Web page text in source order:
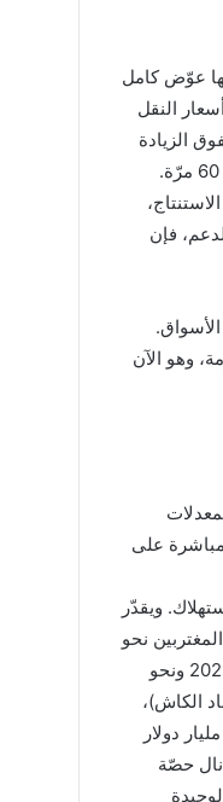
عوّض كامل
بمعدل 178 مرّة، وزادت أسعار النقل
الزيادة
في سعر الدولار مقابل الليرة من 1507.5 ليرات إلى 91000 ليرة، أي بمعدل 60 مرّة.
من مطلع 2022، ومع وقف الدعم، فإن
8 دولارات قبل الأزمة، وهو الآن
مباشرة على
ويقدّر
من المغتربين نحو
6.4 مليارات دولار، وباتت تمثّل نحو 35.7% من الناتج المحلي الإجمالي في 2022 ونحو
الكاش)،
ومع انكماش الناتج المحلي الإجمالي من 55 مليار دولار قبل الأزمة إلى 16.2 مليار دولار
نال حصّة